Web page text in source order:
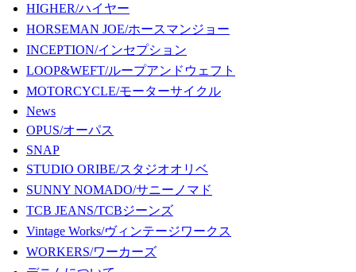
HIGHER/ハイヤー
HORSEMAN JOE/ホースマンジョー
INCEPTION/インセプション
LOOP&WEFT/ループアンドウェフト
MOTORCYCLE/モーターサイクル
News
OPUS/オーパス
SNAP
STUDIO ORIBE/スタジオオリベ
SUNNY NOMADO/サニーノマド
TCB JEANS/TCBジーンズ
Vintage Works/ヴィンテージワークス
WORKERS/ワーカーズ